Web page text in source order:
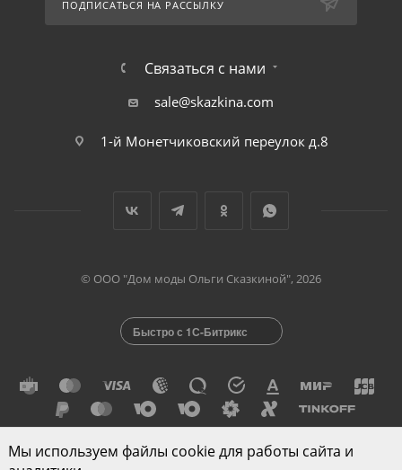
ПОДПИСАТЬСЯ НА РАССЫЛКУ
Связаться с нами
sale@skazkina.com
1-й Монетчиковский переулок д.8
© ООО "Дом моды Ольги Сказкиной", 2026
Быстро с 1С-Битрикс
Разработано в
Мы используем файлы cookie для работы сайта и